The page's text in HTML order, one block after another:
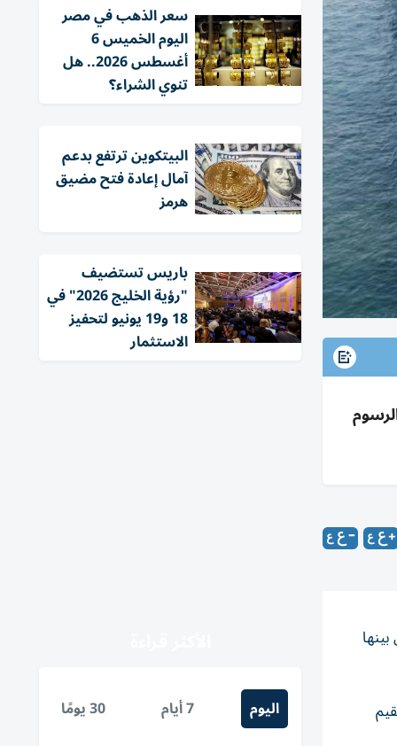
123 ملياراً (+5.4%) وتوسيع الرسوم
أمريكي، من بينها
الدول الإفريقية الـ53 التي تقيم
سعر الذهب في مصر
اليوم الخميس 6
أغسطس 2026.. هل
تنوي الشراء؟
البيتكوين ترتفع بدعم
آمال إعادة فتح مضيق
هرمز
باريس تستضيف
"رؤية الخليج 2026" في
18 و19 يونيو لتحفيز
الاستثمار
اليوم 7 أيام 30 يومًا